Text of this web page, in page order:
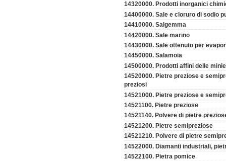
14320000. Prodotti inorganici
14400000. Sale e cloruro di sodio
14410000. Salgemma
14420000. Sale marino
14430000. Sale ottenuto per
14450000. Salamoia
14500000. Prodotti affini delle
14520000. Pietre preziose e
preziosi
14521000. Pietre preziose e
14521100. Pietre preziose
14521140. Polvere di pietre
14521200. Pietre semipreziose
14521210. Polvere di pietre
14522000. Diamanti industriali,
14522100. Pietra pomice